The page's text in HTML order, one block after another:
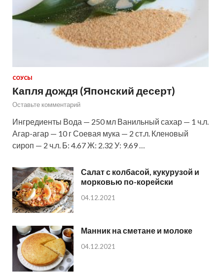
СОУСЫ
Капля дождя (Японский десерт)
Оставьте комментарий
Ингредиенты Вода — 250 мл Ванильный сахар — 1 ч.л.
Агар-агар — 10 г Соевая мука — 2 ст.л. Кленовый
сироп — 2 ч.л. Б: 4.67 Ж: 2.32 У: 9.69 …
Салат с колбасой, кукурузой и
морковью по-корейски
04.12.2021
Манник на сметане и молоке
04.12.2021